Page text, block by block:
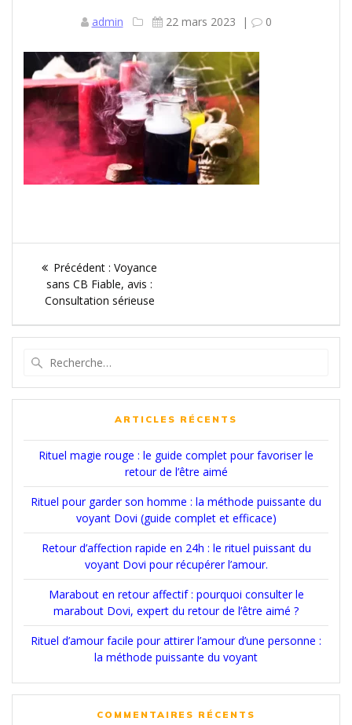
admin 22 mars 2023 | 0
Navigation
l’article
Précédent : Article
précédent
:
Voyance
sans CB Fiable, avis :
Consultation sérieuse
:
ARTICLES RÉCENTS
Rituel magie rouge : le guide complet pour favoriser le
retour de l’être aimé
Rituel pour garder son homme : la méthode puissante du
voyant Dovi (guide complet et efficace)
Retour d’affection rapide en 24h : le rituel puissant du
voyant Dovi pour récupérer l’amour.
Marabout en retour affectif : pourquoi consulter le
marabout Dovi, expert du retour de l’être aimé ?
Rituel d’amour facile pour attirer l’amour d’une personne :
la méthode puissante du voyant
COMMENTAIRES RÉCENTS